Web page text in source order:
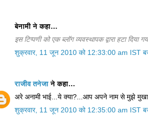
बेनामी ने कहा…
इस टिप्पणी को एक ब्लॉग व्यवस्थापक द्वारा हटा दिया
शुक्रवार, 11 जून 2010 को 12:33:00 am IST
राजीव तनेजाने कहा…
अरे अनामी भाई...ये क्या?...आप अपने नाम से मुझे
शुक्रवार, 11 जून 2010 को 12:35:00 am IST